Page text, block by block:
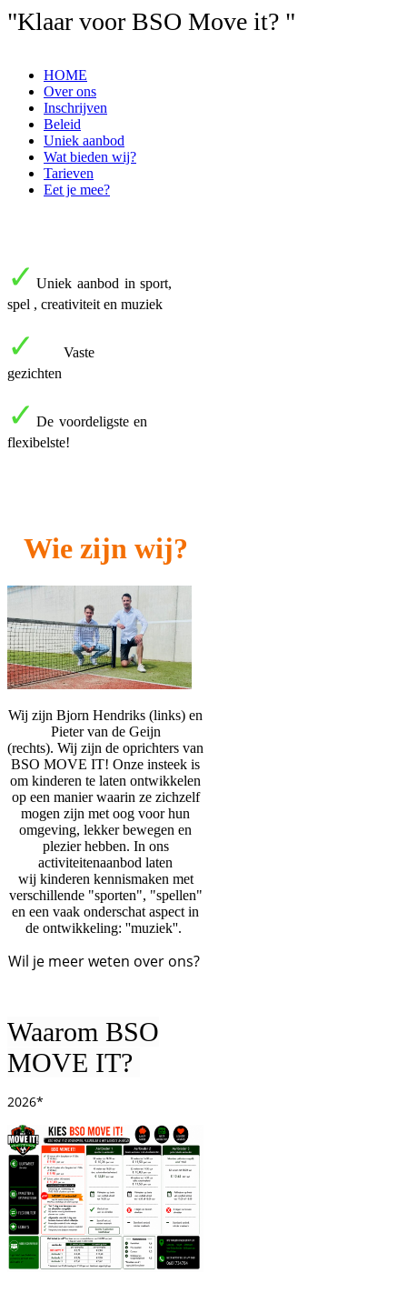
"Klaar voor BSO Move it? "
HOME
Over ons
Inschrijven
Beleid
Uniek aanbod
Wat bieden wij?
Tarieven
Eet je mee?
✓ Uniek aanbod in sport,
spel , creativiteit en muziek
✓Vaste
gezichten
✓ De voordeligste en
flexibelste!
Wie zijn wij?
Wij zijn Bjorn Hendriks (links) en
Pieter van de Geijn
(rechts). Wij zijn de oprichters van
BSO MOVE IT! Onze insteek is
om kinderen te laten ontwikkelen
op een manier waarin ze zichzelf
mogen zijn met oog voor hun
omgeving, lekker bewegen en
plezier hebben. In ons
activiteitenaanbod laten
wij kinderen kennismaken met
verschillende "sporten", "spellen"
en een vaak onderschat aspect in
de ontwikkeling: ''muziek''.
Wil je meer weten over ons?
Waarom BSO
MOVE IT?
2026*